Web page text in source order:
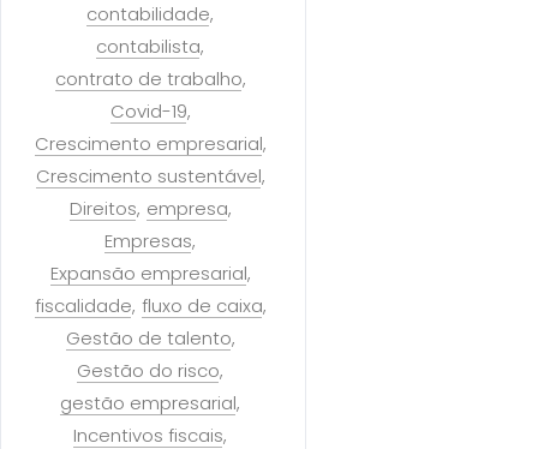
contabilidade
contabilista
contrato de trabalho
Covid-19
Crescimento empresarial
Crescimento sustentável
Direitos empresa
Empresas
Expansão empresarial
fiscalidade fluxo de caixa
Gestão de talento
Gestão do risco
gestão empresarial
Incentivos fiscais